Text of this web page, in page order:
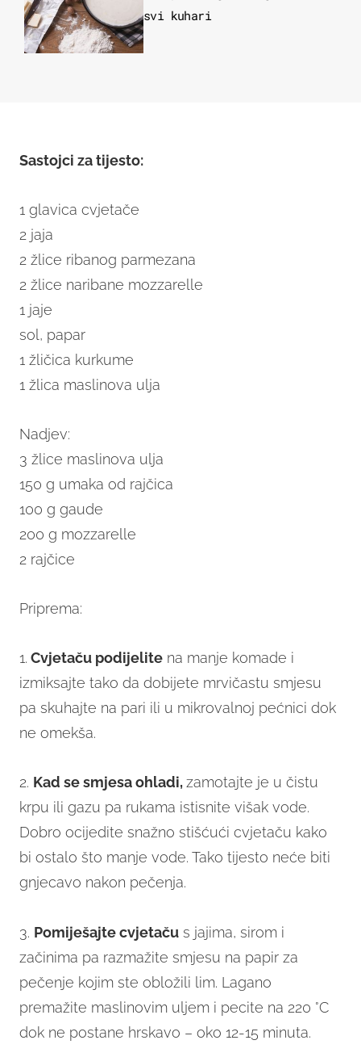
svi kuhari
Sastojci za tijesto:
1 glavica cvjetače
2 jaja
2 žlice ribanog parmezana
2 žlice naribane mozzarelle
1 jaje
sol, papar
1 žličica kurkume
1 žlica maslinova ulja
Nadjev:
3 žlice maslinova ulja
150 g umaka od rajčica
100 g gaude
200 g mozzarelle
2 rajčice
Priprema:
1. Cvjetaču podijelite na manje komade i
izmiksajte tako da dobijete mrvičastu smjesu
pa skuhajte na pari ili u mikrovalnoj pećnici dok
ne omekša.
2. Kad se smjesa ohladi,zamotajte je u čistu
krpu ili gazu pa rukama istisnite višak vode.
Dobro ocijedite snažno stišćući cvjetaču kako
bi ostalo što manje vode. Tako tijesto neće biti
gnjecavo nakon pečenja.
3. Pomiješajte cvjetaču s jajima, sirom i
začinima pa razmažite smjesu na papir za
pečenje kojim ste obložili lim. Lagano
premažite maslinovim uljem i pecite na 220 °C
dok ne postane hrskavo – oko 12-15 minuta.